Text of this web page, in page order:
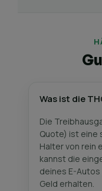
Was ist die
Die
Quote) ist eine
Halter von rein
kannst die
deines E-
Geld erhalten.